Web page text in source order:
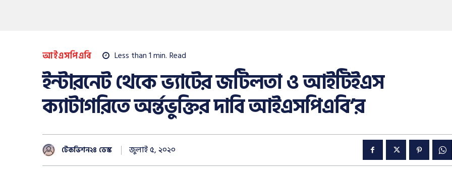
আইএসপিএবি Less than 1min. Read
ইন্টারনেট থেকে ভ্যাটের জটিলতা ও আইটিইএস
ক্যাটাগরিতে অর্ন্তভুক্তির দাবি আইএসপিএবি’র
টেকভিশন২৪ ডেস্ক জুলাই ৫, ২০২০